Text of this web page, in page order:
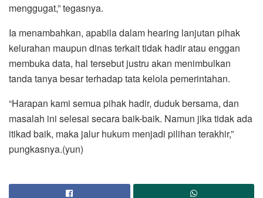
menggugat,” tegasnya.
Ia menambahkan, apabila dalam hearing lanjutan pihak
kelurahan maupun dinas terkait tidak hadir atau enggan
membuka data, hal tersebut justru akan menimbulkan
tanda tanya besar terhadap tata kelola pemerintahan.
“Harapan kami semua pihak hadir, duduk bersama, dan
masalah ini selesai secara baik-baik. Namun jika tidak ada
itikad baik, maka jalur hukum menjadi pilihan terakhir,”
pungkasnya.(yun)